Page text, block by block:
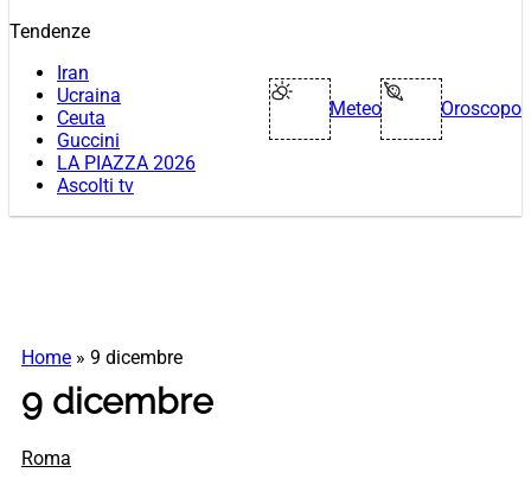
Tendenze
Iran
Ucraina
Ceuta
Guccini
LA PIAZZA 2026
Ascolti tv
Meteo Oroscopo
Home » 9 dicembre
9 dicembre
Roma